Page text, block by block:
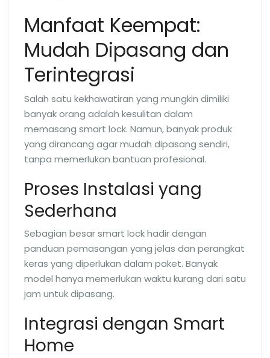
Manfaat Keempat:
Mudah Dipasang dan
Terintegrasi
Salah satu kekhawatiran yang mungkin dimiliki
banyak orang adalah kesulitan dalam
memasang smart lock. Namun, banyak produk
yang dirancang agar mudah dipasang sendiri,
tanpa memerlukan bantuan profesional.
Proses Instalasi yang
Sederhana
Sebagian besar smart lock hadir dengan
panduan pemasangan yang jelas dan perangkat
keras yang diperlukan dalam paket. Banyak
model hanya memerlukan waktu kurang dari satu
jam untuk dipasang.
Integrasi dengan Smart
Home